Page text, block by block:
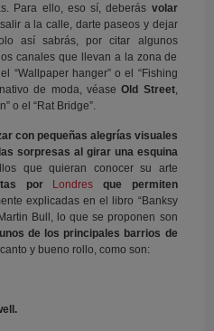
Para ello, eso sí, deberás volar
, salir a la calle, darte paseos y dejar
así sabrás, por citar algunos
canales que llevan a la zona de
“Wallpaper hanger” o el “Fishing
de moda, véaseOld Street,
o el “Rat Bridge”.
con pequeñas alegrías visuales
sorpresas al girar una esquina
que quieran conocer su arte
por Londres que permiten
explicadas en el libro “Banksy
Bull, lo que se proponen son
de los principales barrios de
y bueno rollo, como son: